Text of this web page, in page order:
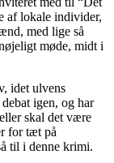
af lokale individer,
med lige så
møde, midt i
idet ulvens
igen, og har
skal det være
for tæt på
til i denne krimi.